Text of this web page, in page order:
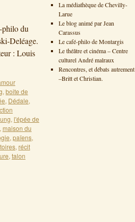
philo du
Deléage.
: Louis
, boite de
, Dédale,
, l'épée de
, maison du
, païens,
, récit
, talon
La médiathèque de Chevilly-
Larue
Le blog animé par Jean
Carassus
Le café-philo de Montargis
Le théâtre et cinéma – Centre
culturel André malraux
Rencontres, et débats autrement
–Britt et Christian.